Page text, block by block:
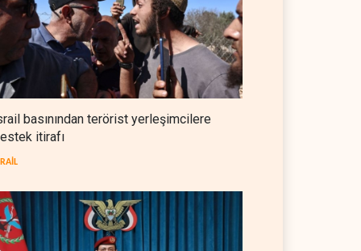
NYT: Washington, İran'ı yine
okuyamadı
BATI YARIM KÜRE 05 Ağustos 2026
İsrailli istihbaratçı: ABD'nin
mühimmatının bittiği iddiası
bir iç kavga
İran karşısında 'zor kararlara'
sevk ediyor
BATI YARIM KÜRE
basınından terörist yerleşimcilere
itirafı